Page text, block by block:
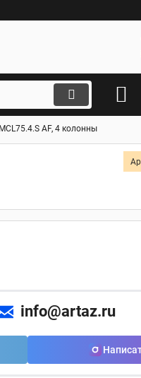
AF, 4 колонны
info@artaz.ru